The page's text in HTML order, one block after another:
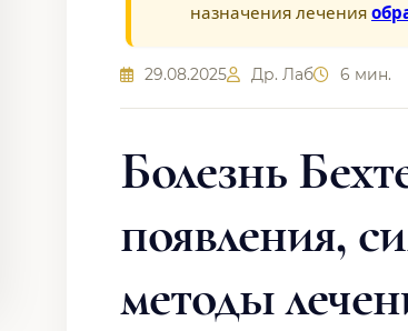
назначения лечения
29.08.2025 Др. Лаб 6 мин.
Болезнь
появления,
методы